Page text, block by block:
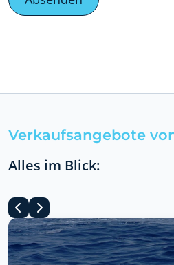
Verkaufsangebote
Alles im Blick: